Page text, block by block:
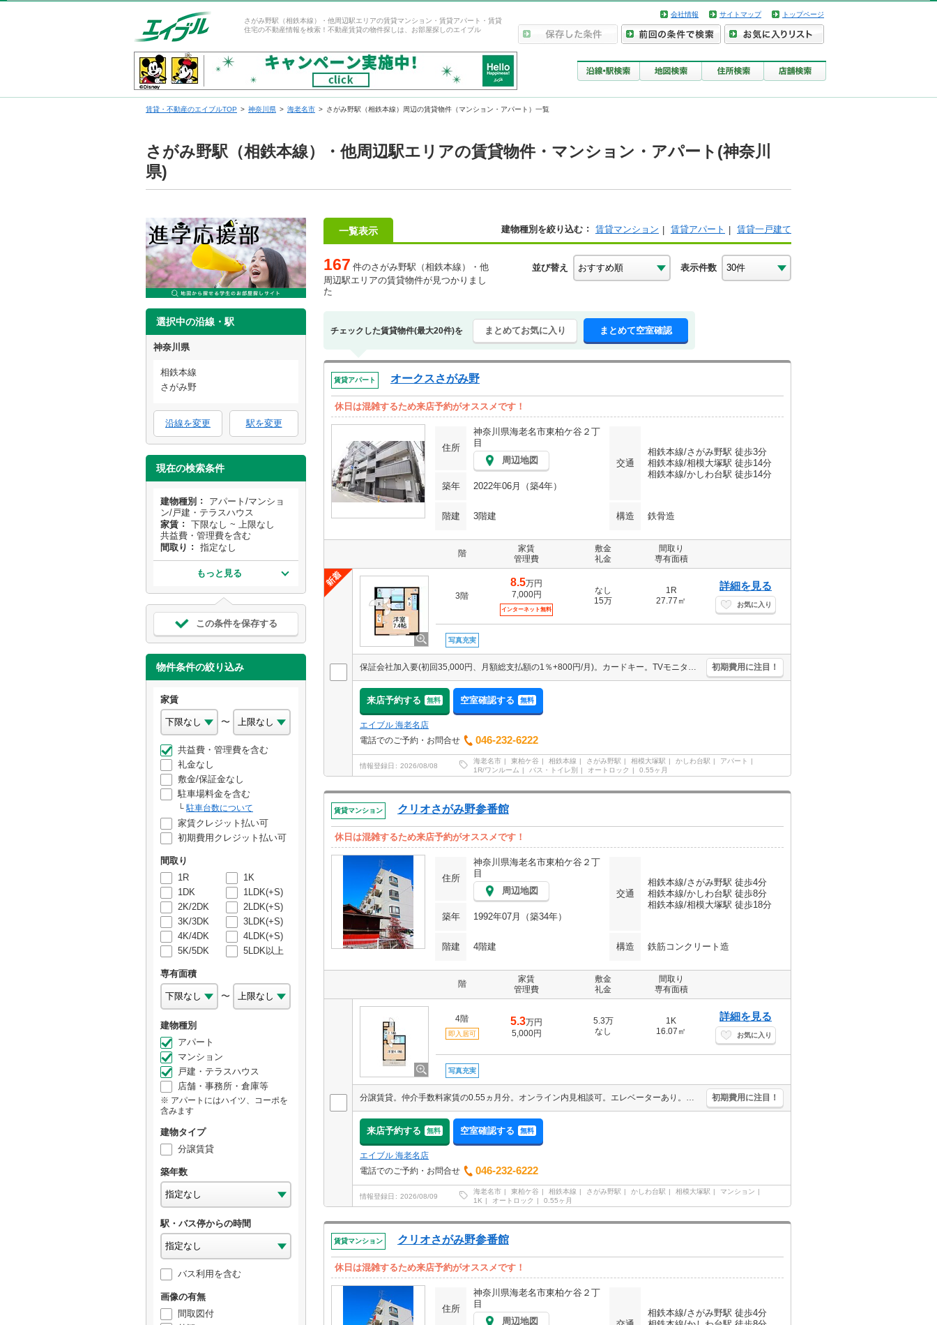
さがみ野駅（相鉄本線）・他周辺駅エリアの賃貸マンション・賃貸アパート・賃貸
住宅の不動産情報を検索！不動産賃貸の物件探しは、お部屋探しのエイブル
会社情報 サイトマップ トップページ
賃貸・不動産のエイブルTOP 神奈川県 海老名市 さがみ野駅（相鉄本線）周辺の賃貸物件（マンション・アパート）一覧
さがみ野駅（相鉄本線）・他周辺駅エリアの賃貸物件・マンション・アパート(神奈川
県)
選択中の沿線・駅
神奈川県
相鉄本線
さがみ野
沿線を変更 駅を変更
現在の検索条件
建物種別
アパート/マンショ
ン/戸建・テラスハウス
家賃
下限なし ~ 上限なし
共益費・管理費を含む
間取り
指定なし
もっと見る
この条件を保存する
物件条件の絞り込み
家賃
〜
共益費・管理費を含む
礼金なし
敷金/保証金なし
駐車場料金を含む
駐車台数について
家賃クレジット払い可
初期費用クレジット払い可
間取り
1R
1K
1DK
1LDK(+S)
2K/2DK
2LDK(+S)
3K/3DK
3LDK(+S)
4K/4DK
4LDK(+S)
5K/5DK
5LDK以上
専有面積
〜
建物種別
アパート
マンション
戸建・テラスハウス
店舗・事務所・倉庫等
アパートにはハイツ、コーポを
含みます
建物タイプ
分譲賃貸
築年数
駅・バス停からの時間
バス利用を含む
画像の有無
間取図付
一覧表示 建物種別を絞り込む 賃貸マンション 賃貸アパート 賃貸一戸建て
167 件のさがみ野駅（相鉄本線）・他
周辺駅エリアの賃貸物件が見つかりまし
た
並び替え 表示件数
チェックした賃貸物件(最大20件)を まとめてお気に入り まとめて空室確認
賃貸アパート オークスさがみ野
休日は混雑するため来店予約がオススメです！
住所
神奈川県海老名市東柏ケ谷２丁
目
周辺地図
交通
相鉄本線/さがみ野駅 徒歩3分
相鉄本線/相模大塚駅 徒歩14分
相鉄本線/かしわ台駅 徒歩14分
築年
2022年06月（築4年）
階建 3階建 構造 鉄骨造
階
家賃
管理費
敷金
礼金
間取り
専有面積
3階
8.5万円
7,000円
インターネット無料
なし
15万
1R
27.77㎡
詳細を見る
お気に入り
写真充実
保証会社加入要(初回35,000円、月額総支払額の1％+800円/月)。カードキー。TVモニター付インターホン。オートロック。宅配ボックスあり。温水洗浄便座付き。追い焚き付き。インターネット無料。 初期費用に注目！
来店予約する 無料 空室確認する 無料
エイブル 海老名店
電話でのご予約・お問合せ
046-232-6222
情報登録日 2026/08/08
海老名市 東柏ケ谷 相鉄本線 さがみ野駅 相模大塚駅 かしわ台駅
アパート
1R/ワンルーム
バス・トイレ別 オートロック 0.55ヶ月
賃貸マンション クリオさがみ野参番館
休日は混雑するため来店予約がオススメです！
住所
神奈川県海老名市東柏ケ谷２丁
目
周辺地図
交通
相鉄本線/さがみ野駅 徒歩4分
相鉄本線/かしわ台駅 徒歩8分
相鉄本線/相模大塚駅 徒歩18分
築年
1992年07月（築34年）
階建 4階建 構造 鉄筋コンクリート造
階
家賃
管理費
敷金
礼金
間取り
専有面積
4階
即入居可
5.3万円
5,000円
5.3万
なし
1K
16.07㎡
詳細を見る
お気に入り
写真充実
分譲賃貸。仲介手数料家賃の0.55ヵ月分。オンライン内見相談可。エレベーターあり。エアコン付き。IH調理器付き。経済的な都市ガス使用。TVモニター付インターホン。 初期費用に注目！
来店予約する 無料 空室確認する 無料
エイブル 海老名店
電話でのご予約・お問合せ
046-232-6222
情報登録日 2026/08/09
海老名市 東柏ケ谷 相鉄本線 さがみ野駅 かしわ台駅 相模大塚駅
マンション
1K
オートロック 0.55ヶ月
賃貸マンション クリオさがみ野参番館
休日は混雑するため来店予約がオススメです！
住所
神奈川県海老名市東柏ケ谷２丁
目
周辺地図
相鉄本線/さがみ野駅 徒歩4分